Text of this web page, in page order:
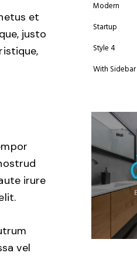
et
justo
irure
vel
Modern
Startup
Style 4
With Sidebar